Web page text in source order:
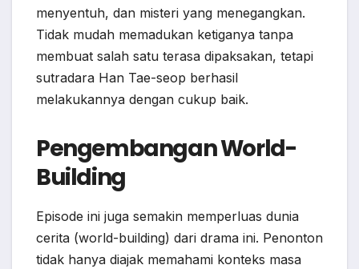
menyentuh, dan misteri yang menegangkan.
Tidak mudah memadukan ketiganya tanpa
membuat salah satu terasa dipaksakan, tetapi
sutradara Han Tae-seop berhasil
melakukannya dengan cukup baik.
Pengembangan World-
Building
Episode ini juga semakin memperluas dunia
cerita (world-building) dari drama ini. Penonton
tidak hanya diajak memahami konteks masa